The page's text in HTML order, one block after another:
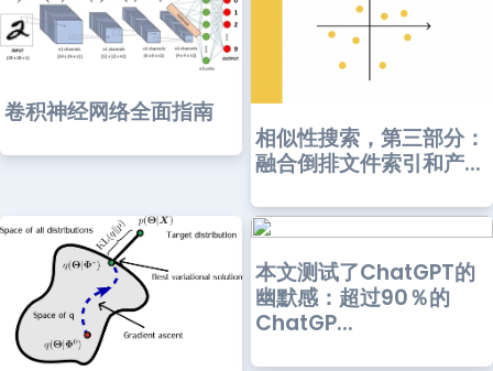
卷积神经网络全面指南
相似性搜索，第三部分：
融合倒排文件索引和产...
本文测试了ChatGPT的
幽默感：超过90％的
ChatGP...